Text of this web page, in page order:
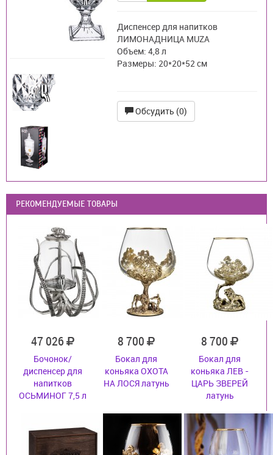
Диспенсер для напитков
ЛИМОНАДНИЦА MUZA
Объем: 4,8 л
Размеры: 20*20*52 см
Обсудить (0)
РЕКОМЕНДУЕМЫЕ ТОВАРЫ
47 026
Бочонок/
диспенсер для
напитков
ОСЬМИНОГ 7,5 л
8 700
Бокал для
коньяка ОХОТА
НА ЛОСЯ латунь
8 700
Бокал для
коньяка ЛЕВ -
ЦАРЬ ЗВЕРЕЙ
латунь